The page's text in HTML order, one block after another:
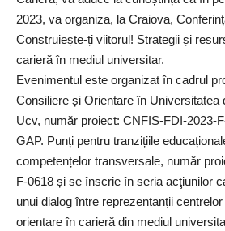
2023, va organiza, la Craiova,
Construiește-ți viitorul! Strategii și
carieră în mediul universitar.
Evenimentul este organizat în cadrul
Consiliere și Orientare în Universitatea
Ucv, număr proiect: CNFIS-FDI-2023-
GAP. Punți pentru tranzițiile
competențelor transversale, număr
F-0618 și se înscrie în seria acţiunilor
unui dialog între reprezentanții
orientare în carieră din mediul